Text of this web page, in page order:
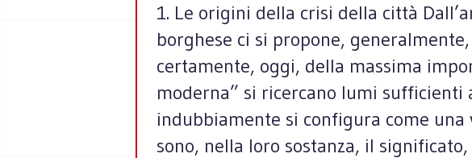
1. Le origini della crisi della città
borghese ci si propone,
certamente, oggi, della massima
moderna” si ricercano lumi
indubbiamente si configura come
sono, nella loro sostanza, il